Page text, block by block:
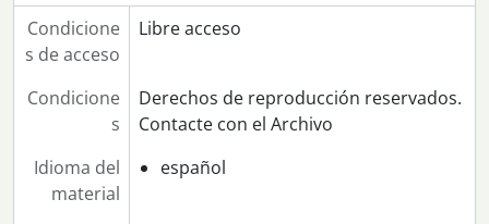
Condicione
s de acceso
Libre acceso
Condicione
s
Derechos de reproducción reservados.
Contacte con el Archivo
Idioma del
material
español